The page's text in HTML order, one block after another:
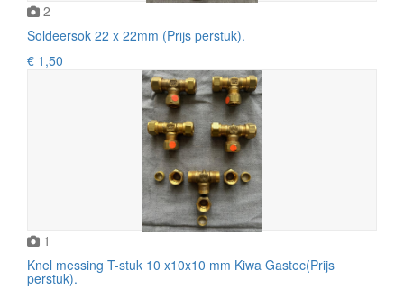
2
Soldeersok 22 x 22mm (Prijs perstuk).
€ 1,50
1
Knel messing T-stuk 10 x10x10 mm Kiwa Gastec(Prijs
perstuk).